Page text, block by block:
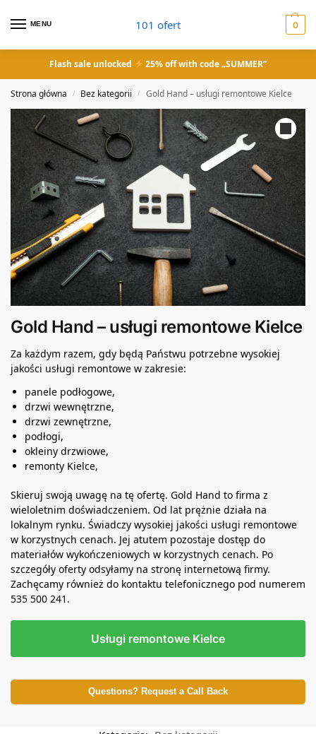
MENU 101 ofert 0
Flash sale unlocked 25% off with code „SUMMER”
Strona główna / Bez kategorii / Gold Hand – usługi remontowe Kielce
Gold Hand – usługi remontowe Kielce
Za każdym razem, gdy będą Państwu potrzebne wysokiej
jakości usługi remontowe w zakresie:
panele podłogowe,
drzwi wewnętrzne,
drzwi zewnętrzne,
podłogi,
okleiny drzwiowe,
remonty Kielce,
Skieruj swoją uwagę na tę ofertę. Gold Hand to firma z
wieloletnim doświadczeniem. Od lat prężnie działa na
lokalnym rynku. Świadczy wysokiej jakości usługi remontowe
w korzystnych cenach. Jej atutem pozostaje dostęp do
materiałów wykończeniowych w korzystnych cenach. Po
szczegóły oferty odsyłamy na stronę internetową firmy.
Zachęcamy również do kontaktu telefonicznego pod numerem
535 500 241.
Usługi remontowe Kielce
Questions? Request a Call Back